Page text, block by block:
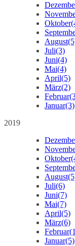
Oktober
August
Juli(3)
Juni(4)
Mai(4)
April(5)
März(2)
Februar
Januar(3)
2019
Oktober
August
Juli(6)
Juni(7)
Mai(7)
April(5)
März(6)
Februar
Januar(5)